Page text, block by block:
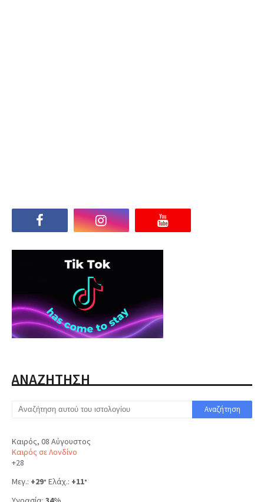
ΑΝΑΖΗΤΗΣΗ
Καιρός, 08 Αύγουστος
Καιρός σε Λονδίνο
+28
Μεγ.: +29° Ελάχ.: +11°